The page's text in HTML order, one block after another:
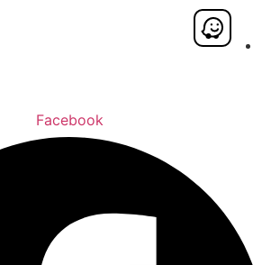
Facebook